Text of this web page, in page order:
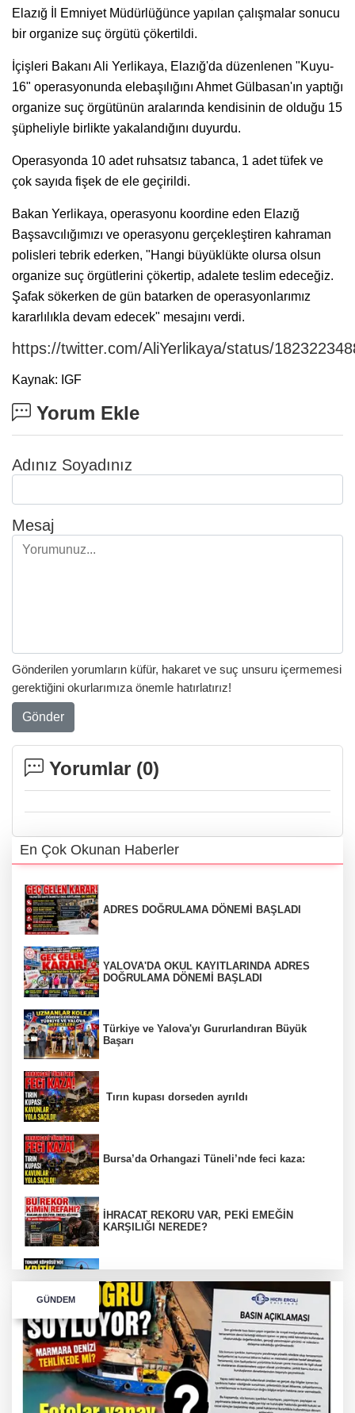
Elazığ İl Emniyet Müdürlüğünce yapılan çalışmalar sonucu
bir organize suç örgütü çökertildi.
İçişleri Bakanı Ali Yerlikaya, Elazığ'da düzenlenen "Kuyu-
16" operasyonunda elebaşılığını Ahmet Gülbasan'ın yaptığı
organize suç örgütünün aralarında kendisinin de olduğu 15
şüpheliyle birlikte yakalandığını duyurdu.
Operasyonda 10 adet ruhsatsız tabanca, 1 adet tüfek ve
çok sayıda fişek de ele geçirildi.
Bakan Yerlikaya, operasyonu koordine eden Elazığ
Başsavcılığımızı ve operasyonu gerçekleştiren kahraman
polisleri tebrik ederken, "Hangi büyüklükte olursa olsun
organize suç örgütlerini çökertip, adalete teslim edeceğiz.
Şafak sökerken de gün batarken de operasyonlarımız
kararlılıkla devam edecek" mesajını verdi.
https://twitter.com/AliYerlikaya/status/
Kaynak: IGF
Yorum Ekle
Adınız Soyadınız
Mesaj
Gönderilen yorumların küfür, hakaret ve suç unsuru içermemesi
gerektiğini okurlarımıza önemle hatırlatırız!
Gönder
Yorumlar (0)
En Çok Okunan Haberler
ADRES DOĞRULAMA DÖNEMİ BAŞLADI
YALOVA'DA OKUL KAYITLARINDA ADRES
DOĞRULAMA DÖNEMİ BAŞLADI
Türkiye ve Yalova'yı Gururlandıran Büyük
Başarı
Tırın kupası dorseden ayrıldı
Bursa’da Orhangazi Tüneli’nde feci kaza:
İHRACAT REKORU VAR, PEKİ EMEĞİN
KARŞILIĞI NEREDE?
TONAMİ KÖPRÜSÜ'NDE PANİK!
GÜNEY MARMARA OTOYOLU İMAR
PLANLARI ASKIDA!
GÜNEY MARMARA OTOYOLU İMAR
GÜNDEM